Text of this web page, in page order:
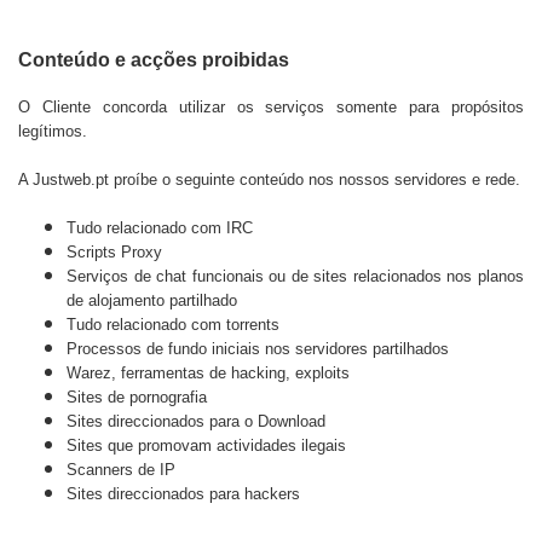
Conteúdo e acções proibidas
O Cliente concorda utilizar os serviços somente para propósitos
legítimos.
A Justweb.pt proíbe o seguinte conteúdo nos nossos servidores e rede.
Tudo relacionado com IRC
Scripts Proxy
Serviços de chat funcionais ou de sites relacionados nos planos
de alojamento partilhado
Tudo relacionado com torrents
Processos de fundo iniciais nos servidores partilhados
Warez, ferramentas de hacking, exploits
Sites de pornografia
Sites direccionados para o Download
Sites que promovam actividades ilegais
Scanners de IP
Sites direccionados para hackers